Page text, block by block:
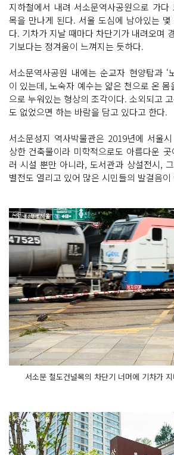
지하철에서 내려 서소문역사공원으로 가
목을 만나게 된다. 서울 도심에 남아있는
다. 기차가 지날 때마다 차단기가 내려오며
기보다는 정겨움이 느껴지는 듯하다.
서소문역사공원 내에는 순교자 현양탑과 ‘
이 있는데, 노숙자 예수는 얇은 천으로 온
으로 누워있는 형상의 조각이다. 소외되고
도 없었으면 하는 바람을 담고 있다고 한다.
서소문성지 역사박물관은 2019년에 서울
상한 건축물이라 미학적으로도 아름다운
러 시설 뿐만 아니라, 도서관과 상설전시,
별전도 열리고 있어 많은 시민들의 발걸음이
서소문 철도건널목의 차단기 너머에 기차가